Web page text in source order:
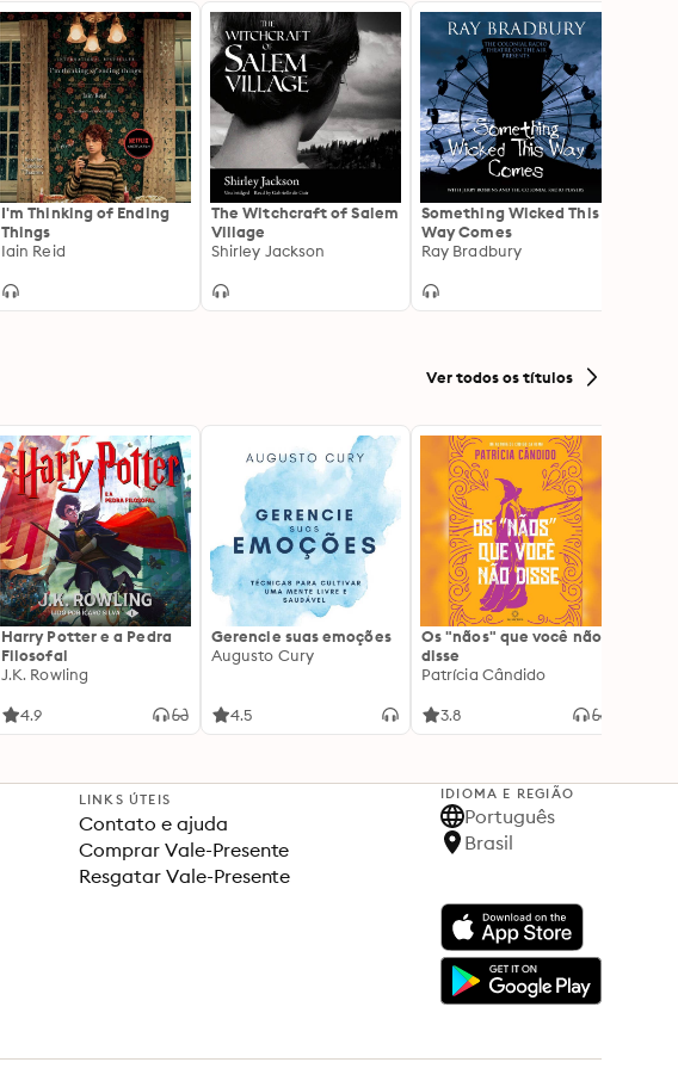
I'm Thinking of Ending
Things
Iain Reid
The Witchcraft of Salem
Village
Shirley Jackson
Something Wicked This
Way Comes
Ray Bradbury
Ver todos os títulos
Harry Potter e a Pedra
Filosofal
J.K. Rowling
4.9
Gerencie suas emoções
Augusto Cury
4.5
Os "nãos" que você não
disse
Patrícia Cândido
3.8
LINKS ÚTEIS
Contato e ajuda
Comprar Vale-Presente
Resgatar Vale-Presente
IDIOMA E REGIÃO
Português
Brasil